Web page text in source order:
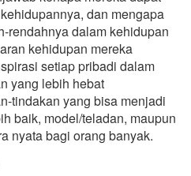
dan mengapa
rendahnya dalam kehidupan
kehidupan mereka
setiap pribadi dalam
yang lebih hebat
tindakan yang bisa menjadi
baik, model/teladan, maupun
nyata bagi orang banyak.